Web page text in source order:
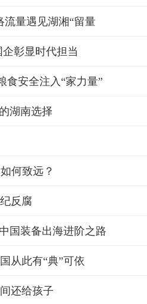
流量遇见湖湘“留量
彰显时代担当
食安全注入“家力量”
湖南选择
何致远？
反腐
国装备出海进阶之路
从此有“典”可依
还给孩子